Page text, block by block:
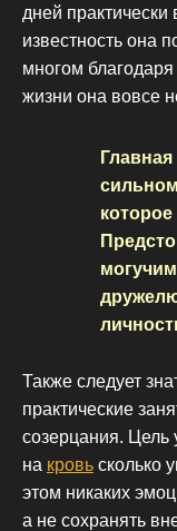
дней
известность она
многом
жизни она вовсе
Также следует
практические
созерцания. Цель
на кровь сколько
этом никаких
а не сохранять